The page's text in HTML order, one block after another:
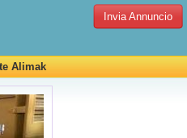
Invia Annuncio
Alimak